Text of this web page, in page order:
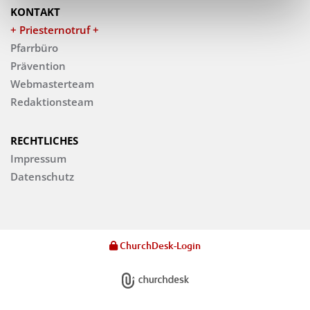
KONTAKT
+ Priesternotruf +
Pfarrbüro
Prävention
Webmasterteam
Redaktionsteam
RECHTLICHES
Impressum
Datenschutz
ChurchDesk-Login